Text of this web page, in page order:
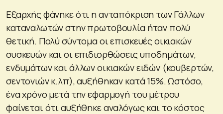
Εξαρχής φάνηκε ότι η ανταπόκριση των Γάλλων
καταναλωτών στην πρωτοβουλία ήταν πολύ
θετική. Πολύ σύντομα οι επισκευές οικιακών
συσκευών και οι επιδιορθώσεις υποδημάτων,
ενδυμάτων και άλλων οικιακών ειδών (κουβερτών,
σεντονιών κ.λπ), αυξήθηκαν κατά 15%. Ωστόσο,
ένα χρόνο μετά την εφαρμογή του μέτρου
φαίνεται ότι αυξήθηκε αναλόγως και το κόστος